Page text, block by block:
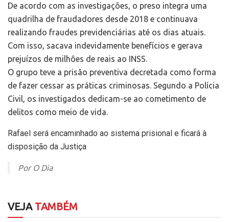
De acordo com as investigações, o preso integra uma
quadrilha de fraudadores desde 2018 e continuava
realizando fraudes previdenciárias até os dias atuais.
Com isso, sacava indevidamente benefícios e gerava
prejuízos de milhões de reais ao INSS.
O grupo teve a prisão preventiva decretada como forma
de fazer cessar as práticas criminosas. Segundo a Polícia
Civil, os investigados dedicam-se ao cometimento de
delitos como meio de vida.
Rafael será encaminhado ao sistema prisional e ficará à
disposição da Justiça
Por O Dia
VEJATAMBÉM